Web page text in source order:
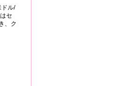
ル/
セ
、ク